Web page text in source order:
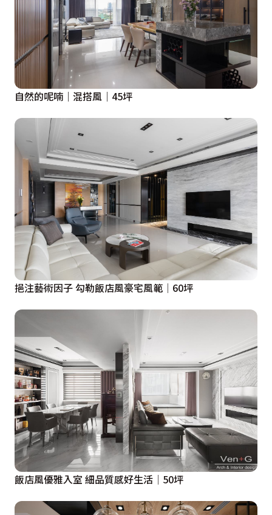
自然的呢喃｜混搭風｜45坪
挹注藝術因子 勾勒飯店風豪宅風範│60坪
飯店風優雅入室 細品質感好生活│50坪